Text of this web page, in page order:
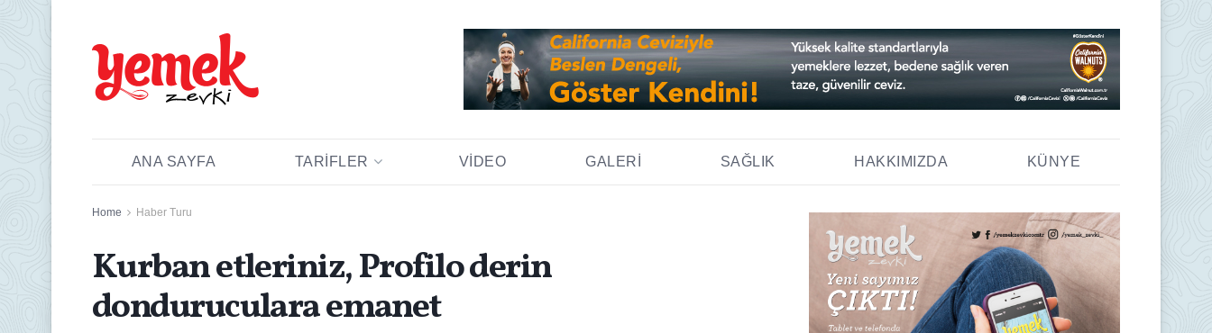
ANA SAYFA TARIFLER VIDEO GALERI SAĞLIK HAKKIMIZDA KÜNYE
Home Haber Turu
Kurban etleriniz, Profilo derin
donduruculara emanet